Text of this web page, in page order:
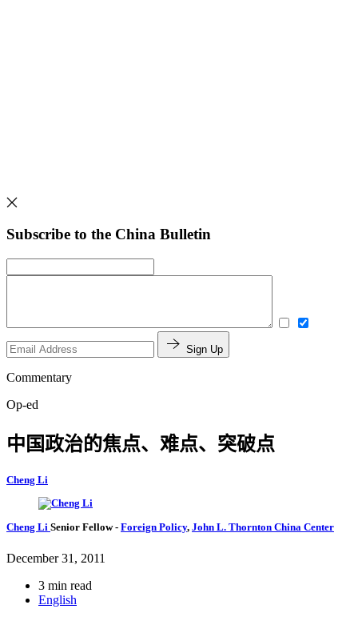
Subscribe to the China Bulletin
Sign Up
Commentary
Op-ed
中国政治的焦点、难点、突破点
Cheng Li
Cheng Li Senior Fellow- Foreign Policy, John L. Thornton China Center
December 31, 2011
3 min read
English